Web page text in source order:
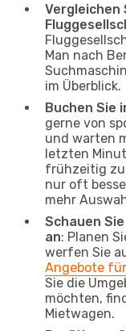
Vergleichen
Man nach
im Überblick.
Buchen Sie
gerne von
und warten
letzten
frühzeitig zu
nur oft
mehr
Schauen
an: Planen
werfen Sie
Angebote
Sie die
möchten,
Mietwagen.